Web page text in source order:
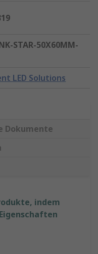
STAR-50X60MM-
LED Solutions
Dokumente
indem